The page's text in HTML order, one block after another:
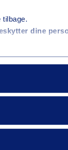
dine